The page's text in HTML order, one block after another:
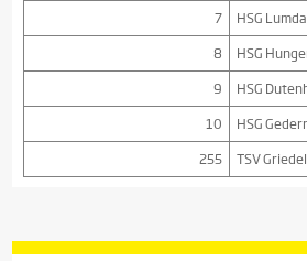
7
HSG
8
HSG
9
HSG
10
HSG
255
TSV Griedel